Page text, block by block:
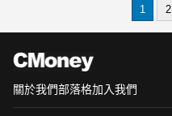
1 2
關於我們部落格加入我們